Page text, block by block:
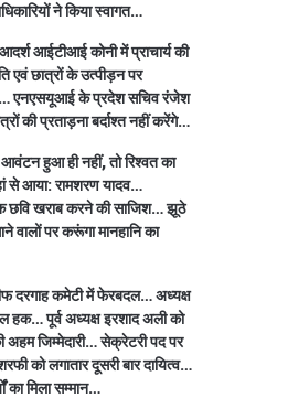
ने किया स्वागत…
आईटीआई कोनी में प्राचार्य की
एवं छात्रों के उत्पीड़न पर
एनएसयूआई के प्रदेश सचिव रंजेश
की प्रताड़ना बर्दाश्त नहीं करेंगे…
हुआ ही नहीं, तो रिश्वत का
से आया: रामशरण यादव…
छवि खराब करने की साजिश… झूठे
वालों पर करूंगा मानहानि का
दरगाह कमेटी में फेरबदल… अध्यक्ष
हक… पूर्व अध्यक्ष इरशाद अली को
अहम जिम्मेदारी… सेक्रेटरी पद पर
को लगातार दूसरी बार दायित्व…
का मिला सम्मान…